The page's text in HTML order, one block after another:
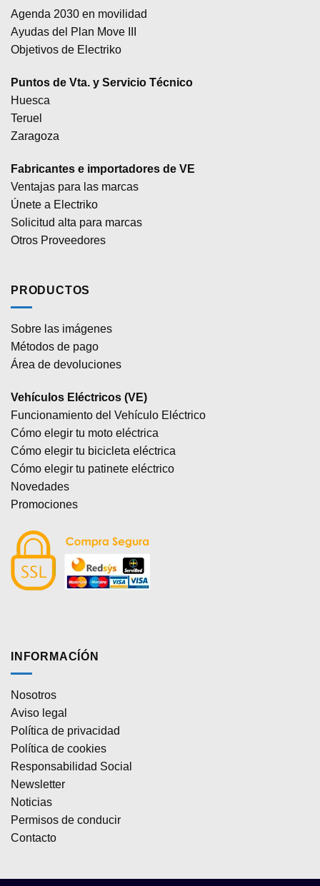
Agenda 2030 en movilidad
Ayudas del Plan Move III
Objetivos de Electriko
Puntos de Vta. y Servicio Técnico
Huesca
Teruel
Zaragoza
Fabricantes e importadores de VE
Ventajas para las marcas
Únete a Electriko
Solicitud alta para marcas
Otros Proveedores
PRODUCTOS
Sobre las imágenes
Métodos de pago
Área de devoluciones
Vehículos Eléctricos (VE)
Funcionamiento del Vehículo Eléctrico
Cómo elegir tu moto eléctrica
Cómo elegir tu bicicleta eléctrica
Cómo elegir tu patinete eléctrico
Novedades
Promociones
INFORMACÍÓN
Nosotros
Aviso legal
Política de privacidad
Política de cookies
Responsabilidad Social
Newsletter
Noticias
Permisos de conducir
Contacto